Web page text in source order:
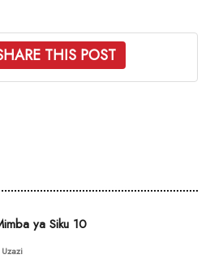
THIS POST
ya Siku 10